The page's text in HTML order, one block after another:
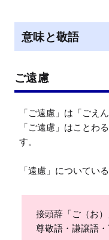
意味と敬語
ご遠慮
「ご遠慮」は「ごえ
「ご遠慮」はことわ
す。
「遠慮」についてい
接頭辞「ご（お
尊敬語・謙譲語